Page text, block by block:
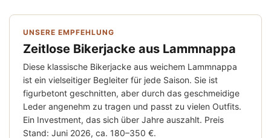
UNSERE EMPFEHLUNG
Zeitlose Bikerjacke aus Lammnappa
Diese klassische Bikerjacke aus weichem Lammnappa
ist ein vielseitiger Begleiter für jede Saison. Sie ist
figurbetont geschnitten, aber durch das geschmeidige
Leder angenehm zu tragen und passt zu vielen Outfits.
Ein Investment, das sich über Jahre auszahlt. Preis
Stand: Juni 2026, ca. 180–350 €.